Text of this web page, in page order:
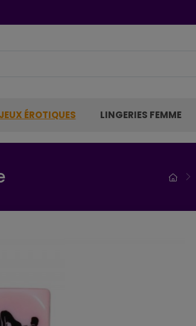
ÉROTIQUES LINGERIES FEMME